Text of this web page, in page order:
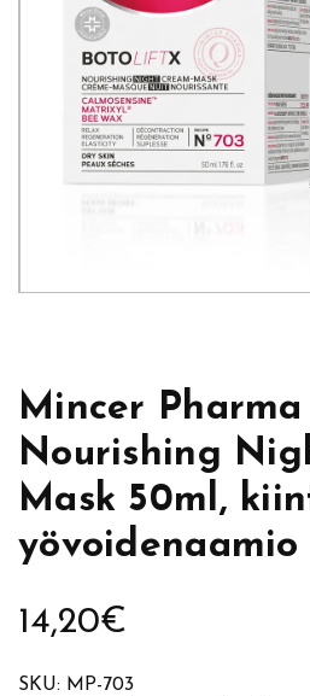
Mincer
Nourishing
Mask 50ml,
yövoidenaamio
14,20€
SKU: MP-703